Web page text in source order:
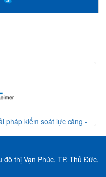
pháp kiểm soát lực căng -
thị Vạn Phúc, TP. Thủ Đức,